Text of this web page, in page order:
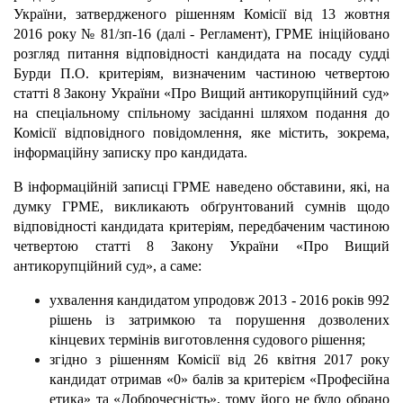
України, затвердженого рішенням Комісії від 13 жовтня
2016 року № 81/зп-16 (далі - Регламент), ГРМЕ ініційовано
розгляд питання відповідності кандидата на посаду судді
Бурди П.О. критеріям, визначеним частиною четвертою
статті 8 Закону України «Про Вищий антикорупційний суд»
на спеціальному спільному засіданні шляхом подання до
Комісії відповідного повідомлення, яке містить, зокрема,
інформаційну записку про кандидата.
В інформаційній записці ГРМЕ наведено обставини, які, на
думку ГРМЕ, викликають обґрунтований сумнів щодо
відповідності кандидата критеріям, передбаченим частиною
четвертою статті 8 Закону України «Про Вищий
антикорупційний суд», а саме:
ухвалення кандидатом упродовж 2013 - 2016 років 992
рішень із затримкою та порушення дозволених
кінцевих термінів виготовлення судового рішення;
згідно з рішенням Комісії від 26 квітня 2017 року
кандидат отримав «0» балів за критерієм «Професійна
етика» та «Доброчесність», тому його не було обрано